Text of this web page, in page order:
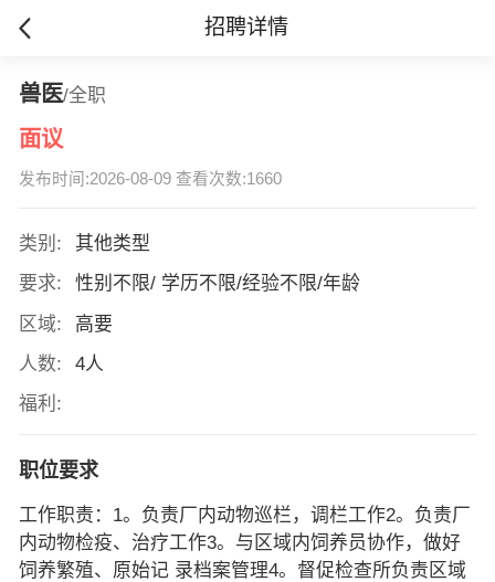
招聘详情
兽医/全职
面议
发布时间:2026-08-09 查看次数:1660
类别:
其他类型
要求:
性别不限/ 学历不限/经验不限/年龄
区域:
高要
人数:
4人
福利:
职位要求
工作职责：1。负责厂内动物巡栏，调栏工作2。负责厂
内动物检疫、治疗工作3。与区域内饲养员协作，做好
饲养繁殖、原始记 录档案管理4。督促检查所负责区域